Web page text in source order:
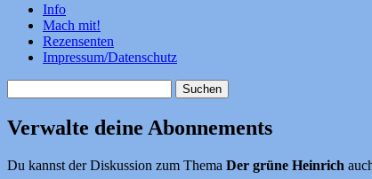
Info
Mach mit!
Rezensenten
Impressum/Datenschutz
nach:
Verwalte deine Abonnements
Du kannst der Diskussion zum Thema Der grüne Heinrich